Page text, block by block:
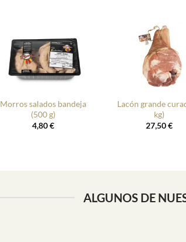
Morros salados bandeja
(500 g)
4,80€
Lacón grande
kg)
27,50€
ALGUNOS DE